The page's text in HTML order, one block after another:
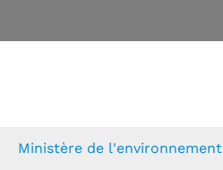
Ministère de l'environnement